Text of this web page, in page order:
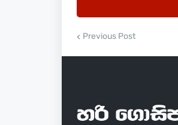
Previous Post